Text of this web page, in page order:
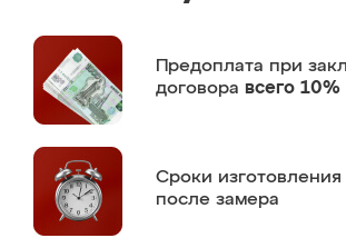
Предоплата при
договора всего 10%
Сроки изготовления
после замера